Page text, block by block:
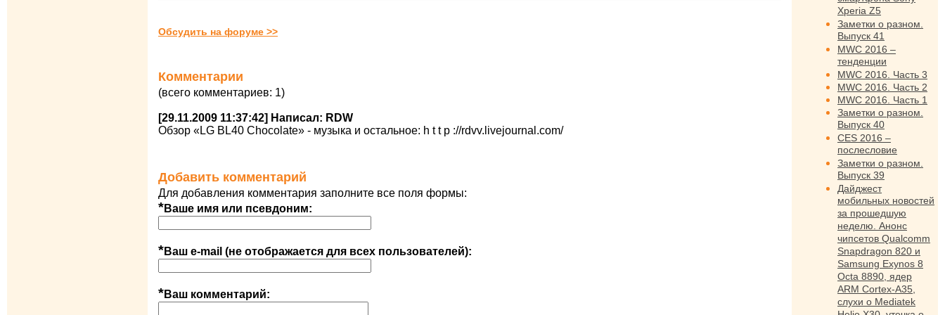
Обсудить на форуме >>
Комментарии
(всего комментариев: 1)
[29.11.2009 11:37:42] Написал: RDW
Обзор «LG BL40 Chocolate» - музыка и остальное: h t t p ://rdvv.livejournal.com/
Добавить комментарий
Для добавления комментария заполните все поля формы:
*Ваше имя или псевдоним:
*Ваш e-mail (не отображается для всех пользователей):
*Ваш комментарий:
Xperia Z5
Заметки о разном.
Выпуск 41
MWC 2016 –
тенденции
MWC 2016. Часть 3
MWC 2016. Часть 2
MWC 2016. Часть 1
Заметки о разном.
Выпуск 40
CES 2016 –
послесловие
Заметки о разном.
Выпуск 39
Дайджест
мобильных новостей
за прошедшую
неделю. Анонс
чипсетов Qualcomm
Snapdragon 820 и
Samsung Exynos 8
Octa 8890, ядер
ARM Cortex-A35,
слухи о Mediatek